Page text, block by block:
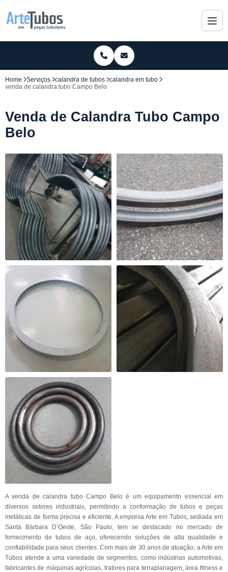
Home Serviços calandra de tubos
calandra em tubo
venda de calandra tubo Campo Belo
Venda de Calandra Tubo Campo
Belo
A venda de calandra tubo Campo Belo é um equipamento essencial em
diversos setores industriais, permitindo a conformação de tubos e peças
metálicas de forma precisa e eficiente. A empresa Arte em Tubos, sediada em
Santa Bárbara D’Oeste, São Paulo, tem se destacado no mercado de
fornecimento de tubos de aço, oferecendo soluções de alta qualidade e
confiabilidade para seus clientes. Com mais de 30 anos de atuação, a Arte em
Tubos atende a uma variedade de segmentos, como indústrias automotivas,
fabricantes de máquinas agrícolas, tratores para terraplanagem, área fitness e